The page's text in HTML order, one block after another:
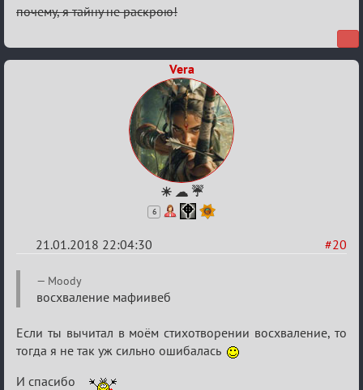
почему, я тайну не раскрою!
Vera
☀ ☁ ☔
6
#20
21.01.2018 22:04:30
Re:
Мафский
(обсуждение)
Moody
восхваление мафиивеб
Если ты вычитал в моём стихотворении восхваление, то
тогда я не так уж сильно ошибалась
И спасибо